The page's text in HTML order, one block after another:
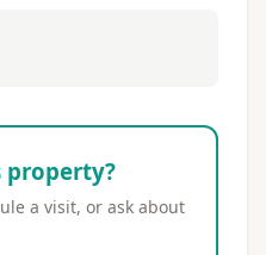
a visit, or ask about